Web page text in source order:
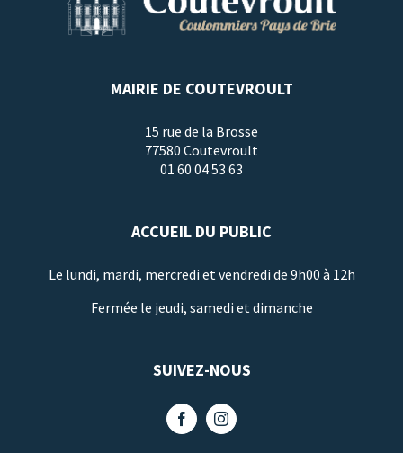
MAIRIE DE COUTEVROULT
15 rue de la Brosse
77580 Coutevroult
01 60 04 53 63
ACCUEIL DU PUBLIC
Le lundi, mardi, mercredi et vendredi de 9h00 à 12h
Fermée le jeudi, samedi et dimanche
SUIVEZ-NOUS